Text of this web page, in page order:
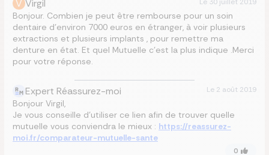
V Virgil
Bonjour. Combien je peut être rembourse pour un soin
dentaire d'environ 7000 euros en étranger, à voir plusieurs
extractions et plusieurs implants , pour remettre ma
denture en état. Et quel Mutuelle c'est la plus indique .Merci
pour votre réponse.
Expert Réassurez-moi Le 2 août 2019
Bonjour Virgil,
Je vous conseille d'utiliser ce lien afin de trouver quelle
mutuelle vous conviendra le mieux : https://reassurez-
moi.fr/comparateur-mutuelle-sante
0